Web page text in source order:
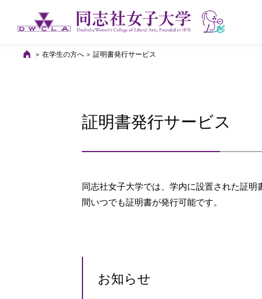
在学生の方へ 証明書発行サービス
証明書発行サービス
同志社女子大学では、学内に設置された証
間いつでも証明書が発行可能です。
お知らせ